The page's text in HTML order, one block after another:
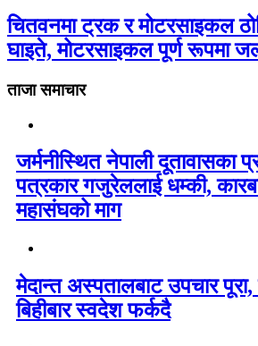
चितवनमा ट्रक र मोटरसाइकल
घाइते, मोटरसाइकल पूर्ण रूपमा
ताजा समाचार
जर्मनीस्थित नेपाली दूतावासका
पत्रकार गजुरेललाई धम्की,
महासंघको माग
मेदान्त अस्पतालबाट उपचार
बिहीबार स्वदेश फर्कदै